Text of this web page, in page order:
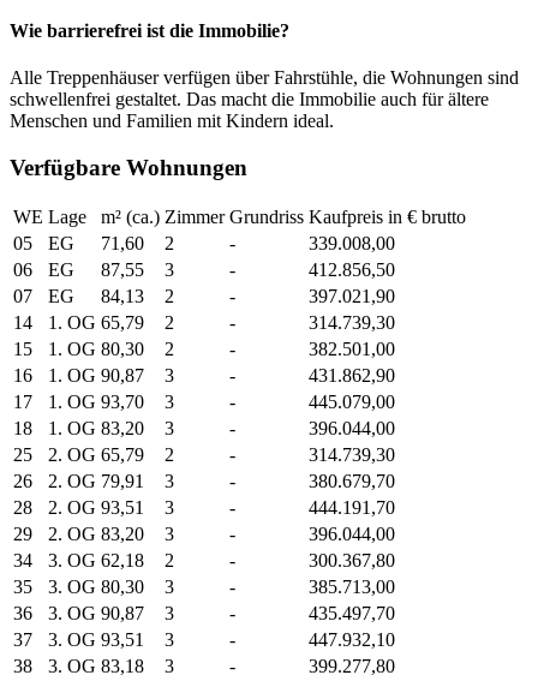
Wie barrierefrei ist die Immobilie?
Alle Treppenhäuser verfügen über Fahrstühle, die Wohnungen sind
schwellenfrei gestaltet. Das macht die Immobilie auch für ältere
Menschen und Familien mit Kindern ideal.
Verfügbare Wohnungen
WE Lage m² (ca.) Zimmer Grundriss Kaufpreis in € brutto
05
EG 71,60 2 -
339.008,00
06
EG 87,55 3 -
412.856,50
07
EG 84,13 2 -
397.021,90
14
1. OG 65,79 2 -
314.739,30
15
1. OG 80,30 2 -
382.501,00
16
1. OG 90,87 3 -
431.862,90
17
1. OG 93,70 3 -
445.079,00
18
1. OG 83,20 3 -
396.044,00
25
2. OG 65,79 2 -
314.739,30
26
2. OG 79,91 3 -
380.679,70
28
2. OG 93,51 3 -
444.191,70
29
2. OG 83,20 3 -
396.044,00
34
3. OG 62,18 2 -
300.367,80
35
3. OG 80,30 3 -
385.713,00
36
3. OG 90,87 3 -
435.497,70
37
3. OG 93,51 3 -
447.932,10
38
3. OG 83,18 3 -
399.277,80